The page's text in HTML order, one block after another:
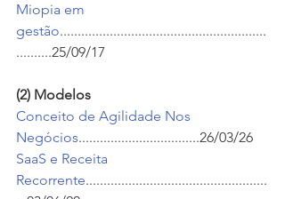
Miopia em
gestão..........................................................
..........25/09/17
(2) Modelos
Conceito de Agilidade Nos
Negócios..................................26/03/26
SaaS e Receita
Recorrente...................................................